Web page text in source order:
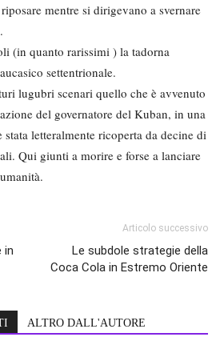
mentre si dirigevano a svernare
(in quanto rarissimi ) la tadorna
settentrionale.
lugubri scenari quello che è avvenuto
del governatore del Kuban, in una
letteralmente ricoperta da decine di
Qui giunti a morire e forse a lanciare
in
Articolo successivo
Le subdole strategie della
Coca Cola in Estremo Oriente
ALTRO DALL'AUTORE